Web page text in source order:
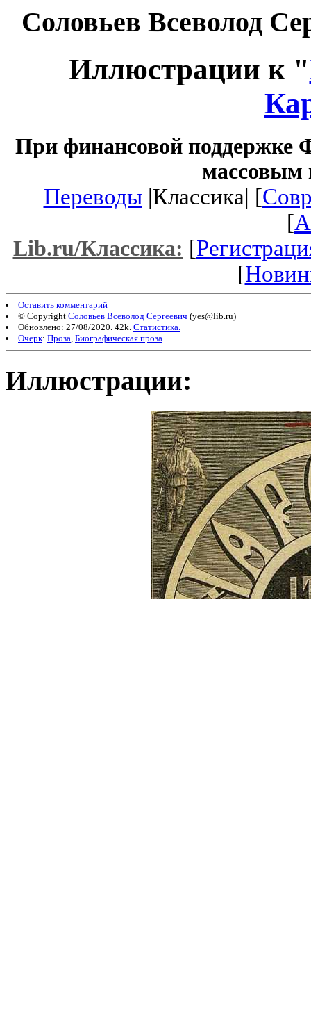
Соловьев Всеволод
Иллюстрации к "
При финансовой поддержке
массовым
Переводы|Классика| [
[
Lib.ru/Классика: [
[
Оставить комментарий
© Copyright Соловьев Всеволод Сергеевич (yes@lib.ru)
Обновлено: 27/08/2020. 42k. Статистика.
Очерк: Проза Биографическая проза
Иллюстрации: